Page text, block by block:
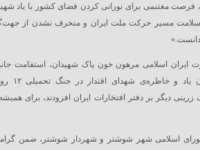
فرصت مغتنمی برای نورانی کردن فضای کشور با یاد
سلامت مسیر حرکت ملت ایران و منحرف نشدن از
ایران اسلامی مرهون خون پاک شهیدان، استقامت
است.
دیگر بر دفتر افتخارات ایران افزودند، برای
اسلامی شهر شوشتر و شهردار شوشتر، ضمن